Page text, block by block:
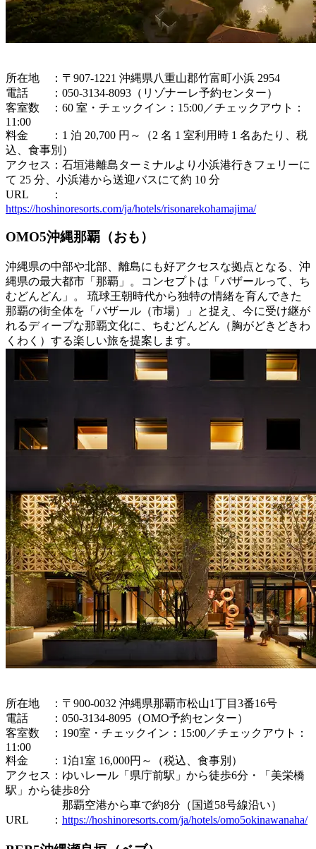
所在地 ：〒907-1221 沖縄県八重山郡竹富町小浜 2954
電話 ：050-3134-8093（リゾナーレ予約センター）
客室数 ：60 室・チェックイン：15:00／チェックアウト：
11:00
料金 ：1 泊 20,700 円～（2 名 1 室利用時 1 名あたり、税
込、食事別）
アクセス：石垣港離島ターミナルより小浜港行きフェリーに
て 25 分、小浜港から送迎バスにて約 10 分
URL ：
https://hoshinoresorts.com/ja/hotels/risonarekohamajima/
OMO5沖縄那覇（おも）
沖縄県の中部や北部、離島にも好アクセスな拠点となる、沖
縄県の最大都市「那覇」。コンセプトは「バザールって、ち
むどんどん」。 琉球王朝時代から独特の情緒を育んできた
那覇の街全体を「バザール（市場）」と捉え、今に受け継が
れるディープな那覇文化に、ちむどんどん（胸がどきどきわ
くわく）する楽しい旅を提案します。
所在地 ：〒900-0032 沖縄県那覇市松山1丁目3番16号
電話 ：050-3134-8095（OMO予約センター）
客室数 ：190室・チェックイン：15:00／チェックアウト：
11:00
料金 ：1泊1室 16,000円～（税込、食事別）
アクセス：ゆいレール「県庁前駅」から徒歩6分・「美栄橋
駅」から徒歩8分
那覇空港から車で約8分（国道58号線沿い）
URL ： https://hoshinoresorts.com/ja/hotels/omo5okinawanaha/